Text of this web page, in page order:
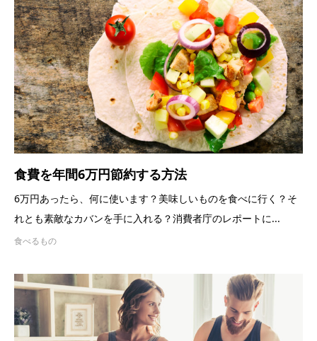
食費を年間6万円節約する方法
6万円あったら、何に使います？美味しいものを食べに行く？そ
れとも素敵なカバンを手に入れる？消費者庁のレポートに...
食べるもの